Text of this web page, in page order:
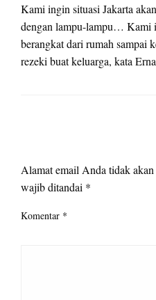
Kami ingin situasi Jakarta
dengan lampu-lampu… Kami
berangkat dari rumah sampai
rezeki buat keluarga, kata
Alamat email Anda tidak
wajib ditandai *
Komentar *